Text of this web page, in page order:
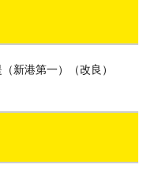
新港第一）（改良）